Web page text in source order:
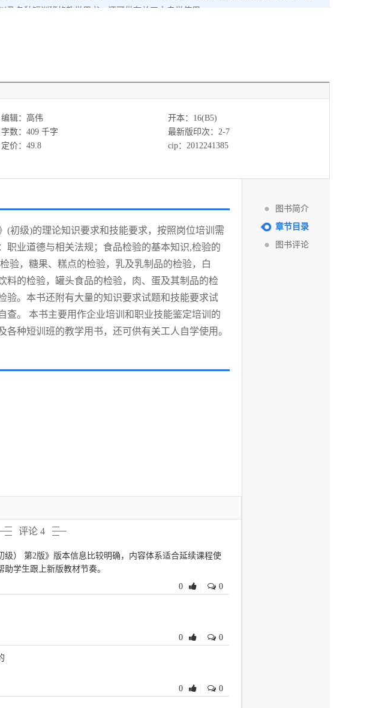
及各种短训班的教学用书，还可供有关工人自学使用。
编辑：高伟
开本：16(B5)
字数：409 千字
最新版印次：2-7
定价：49.8
cip：2012241385
(初级)的理论知识要求和技能要求，按照岗位培训需
职业道德与相关法规；食品检验的基本知识,检验的
验，糖果、糕点的检验，乳及乳制品的检验，白
料的检验，罐头食品的检验，肉、蛋及其制品的检
验。本书还附有大量的知识要求试题和技能要求试
查。 本书主要用作企业培训和职业技能鉴定培训的
种短训班的教学用书，还可供有关工人自学使用。
评论 4
级） 第2版》版本信息比较明确，内容体系适合延续课程使
助学生跟上新版教材节奏。
0 0
0 0
0 0
图书简介
章节目录
图书评论